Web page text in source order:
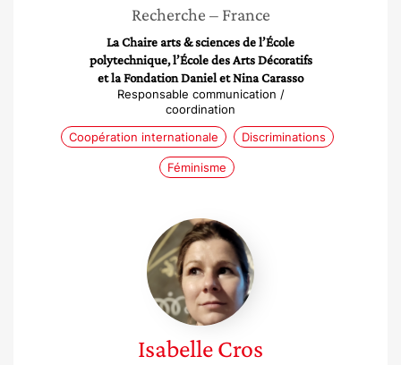
Recherche – France
La Chaire arts & sciences de l’École
polytechnique, l’École des Arts Décoratifs
et la Fondation Daniel et Nina Carasso
Responsable communication /
coordination
Coopération internationale
Discriminations
Féminisme
Isabelle
Cros
IsabelleCros